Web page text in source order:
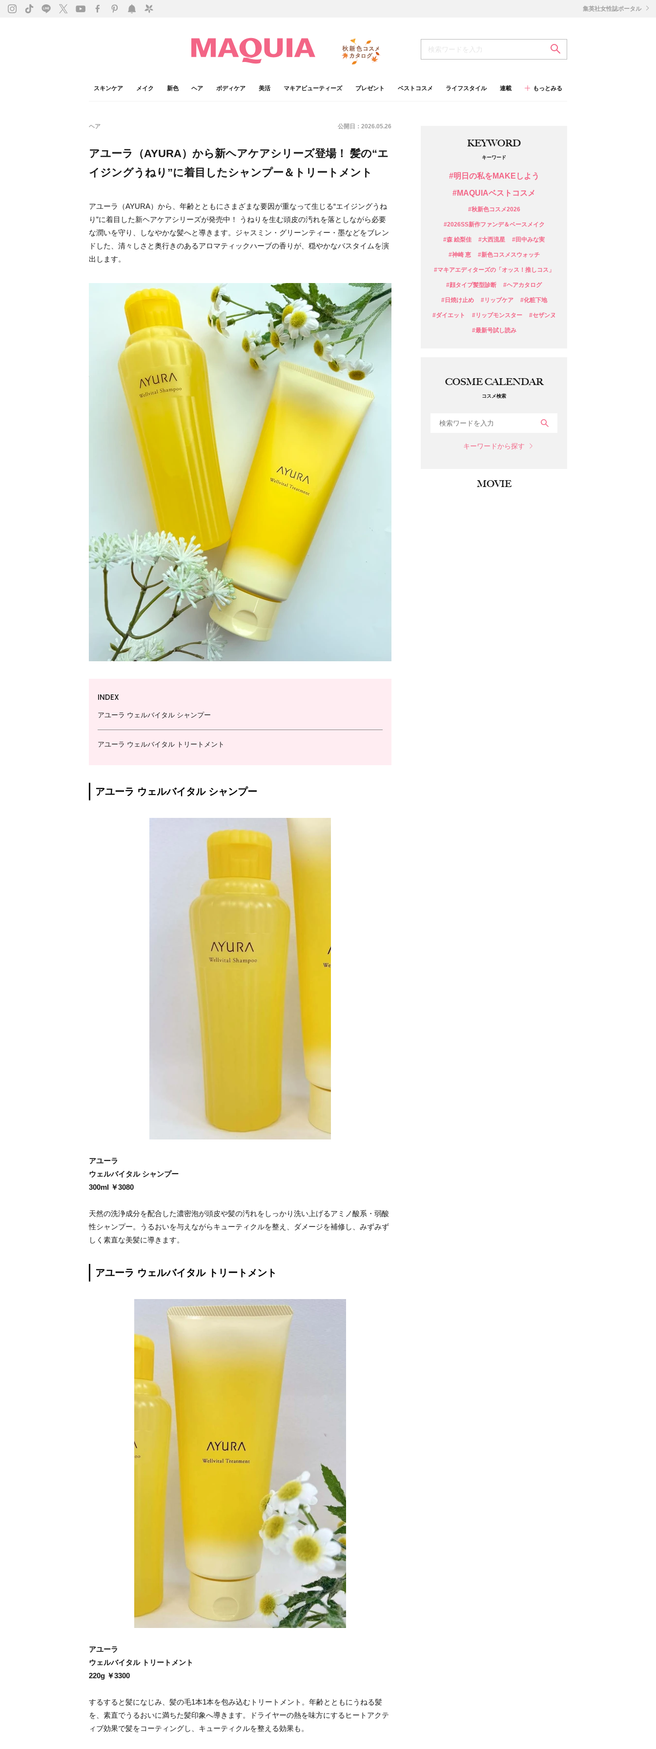
スキンケア メイク 新色 ヘア ボディケア 美活 マキアビューティーズ プレゼント ベストコスメ ライフスタイル 連載 もっとみる
集英社女性誌ポータル
ヘア 公開日： 2026.05.26
アユーラ（AYURA）から新ヘアケアシリーズ登場！ 髪の“エ
イジングうねり”に着目したシャンプー＆トリートメント
アユーラ（AYURA）から、年齢とともにさまざまな要因が重なって生じる“エイジングうね
り”に着目した新ヘアケアシリーズが発売中！ うねりを生む頭皮の汚れを落としながら必要
な潤いを守り、しなやかな髪へと導きます。ジャスミン・グリーンティー・墨などをブレン
ドした、清々しさと奥行きのあるアロマティックハーブの香りが、穏やかなバスタイムを演
出します。
INDEX
アユーラ ウェルバイタル シャンプー
アユーラ ウェルバイタル トリートメント
アユーラ ウェルバイタル シャンプー
アユーラ
ウェルバイタル シャンプー
300ml ￥3080
天然の洗浄成分を配合した濃密泡が頭皮や髪の汚れをしっかり洗い上げるアミノ酸系・弱酸
性シャンプー。うるおいを与えながらキューティクルを整え、ダメージを補修し、みずみず
しく素直な美髪に導きます。
アユーラ ウェルバイタル トリートメント
アユーラ
ウェルバイタル トリートメント
220g ￥3300
するすると髪になじみ、髪の毛1本1本を包み込むトリートメント。年齢とともにうねる髪
を、素直でうるおいに満ちた髪印象へ導きます。ドライヤーの熱を味方にするヒートアクテ
ィブ効果で髪をコーティングし、キューティクルを整える効果も。
KEYWORD
キーワード
#明日の私をMAKEしよう
#MAQUIAベストコスメ
#秋新色コスメ2026
#2026SS新作ファンデ＆ベースメイク
#森 絵梨佳 #大西流星 #田中みな実
#神崎 恵 #新色コスメスウォッチ
#マキアエディターズの「オッス！推しコス」
#顔タイプ髪型診断 #ヘアカタログ
#日焼け止め #リップケア #化粧下地
#ダイエット #リップモンスター #セザンヌ
#最新号試し読み
COSME CALENDAR
コスメ検索
キーワードから探す
MOVIE